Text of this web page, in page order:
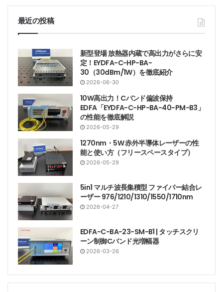
最近の投稿
新型登場 放熱器内蔵で高出力がさらに安
定！EYDFA-C-HP-BA-
30（30dBm/1W）を徹底紹介
2026-06-30
10W高出力！Cバンド偏波保持
EDFA「EYDFA-C-HP-BA-40-PM-B3」
の性能を徹底解説
2026-05-29
1270nm・5W 赤外半導体レーザーの性
能と使い方（フリースペースタイプ）
2026-05-29
5in1 マルチ波長集積型 ファイバー結合レ
ーザー 976/1210/1310/1550/1710nm
2026-04-27
EDFA-C-BA-23-SM-B1 | タッチスクリ
ーン制御Cバンド光増幅器
2026-03-26